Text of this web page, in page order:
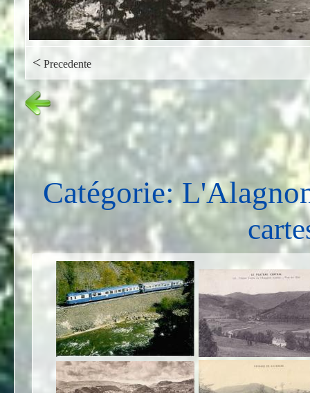
< Precedente
Catégorie: